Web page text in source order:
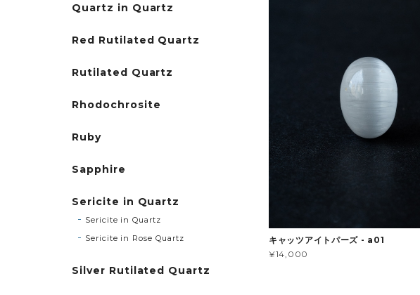
キャッツアイトパーズ - a01
¥14,000
Quartz in Quartz
Red Rutilated Quartz
Rutilated Quartz
Rhodochrosite
Ruby
Sapphire
Sericite in Quartz
Sericite in Quartz
Sericite in Rose Quartz
Silver Rutilated Quartz